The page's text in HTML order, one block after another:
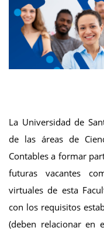
La Universidad de
de las áreas de
Contables a formar
futuras vacantes
virtuales de esta
con los requisitos
(deben relacionar en